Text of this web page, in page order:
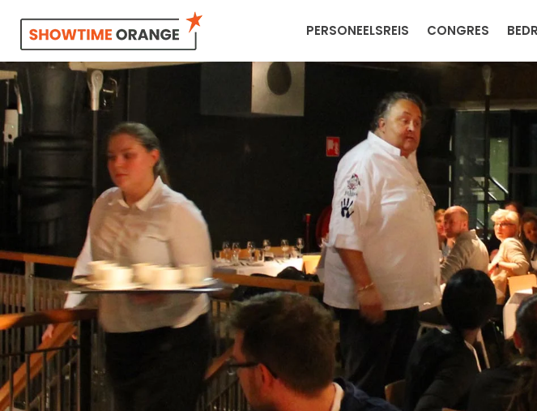
PERSONEELSREIS CONGRES